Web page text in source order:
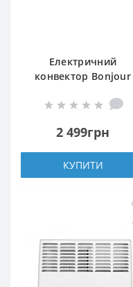
Електричний
конвектор Bonjour
2 499грн
КУПИТИ